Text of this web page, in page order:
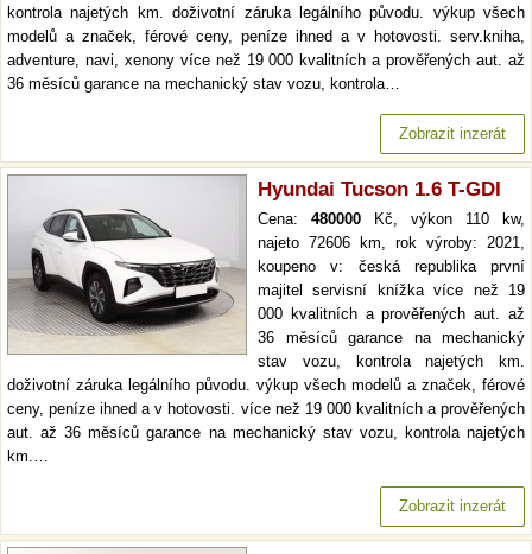
kontrola najetých km. doživotní záruka legálního původu. výkup všech
modelů a značek, férové ceny, peníze ihned a v hotovosti. serv.kniha,
adventure, navi, xenony více než 19 000 kvalitních a prověřených aut. až
36 měsíců garance na mechanický stav vozu, kontrola…
Zobrazit inzerát
Hyundai Tucson 1.6 T-GDI
Cena: 480000 Kč, výkon 110 kw,
najeto 72606 km, rok výroby: 2021,
koupeno v: česká republika první
majitel servisní knížka více než 19
000 kvalitních a prověřených aut. až
36 měsíců garance na mechanický
stav vozu, kontrola najetých km.
doživotní záruka legálního původu. výkup všech modelů a značek, férové
ceny, peníze ihned a v hotovosti. více než 19 000 kvalitních a prověřených
aut. až 36 měsíců garance na mechanický stav vozu, kontrola najetých
km.…
Zobrazit inzerát